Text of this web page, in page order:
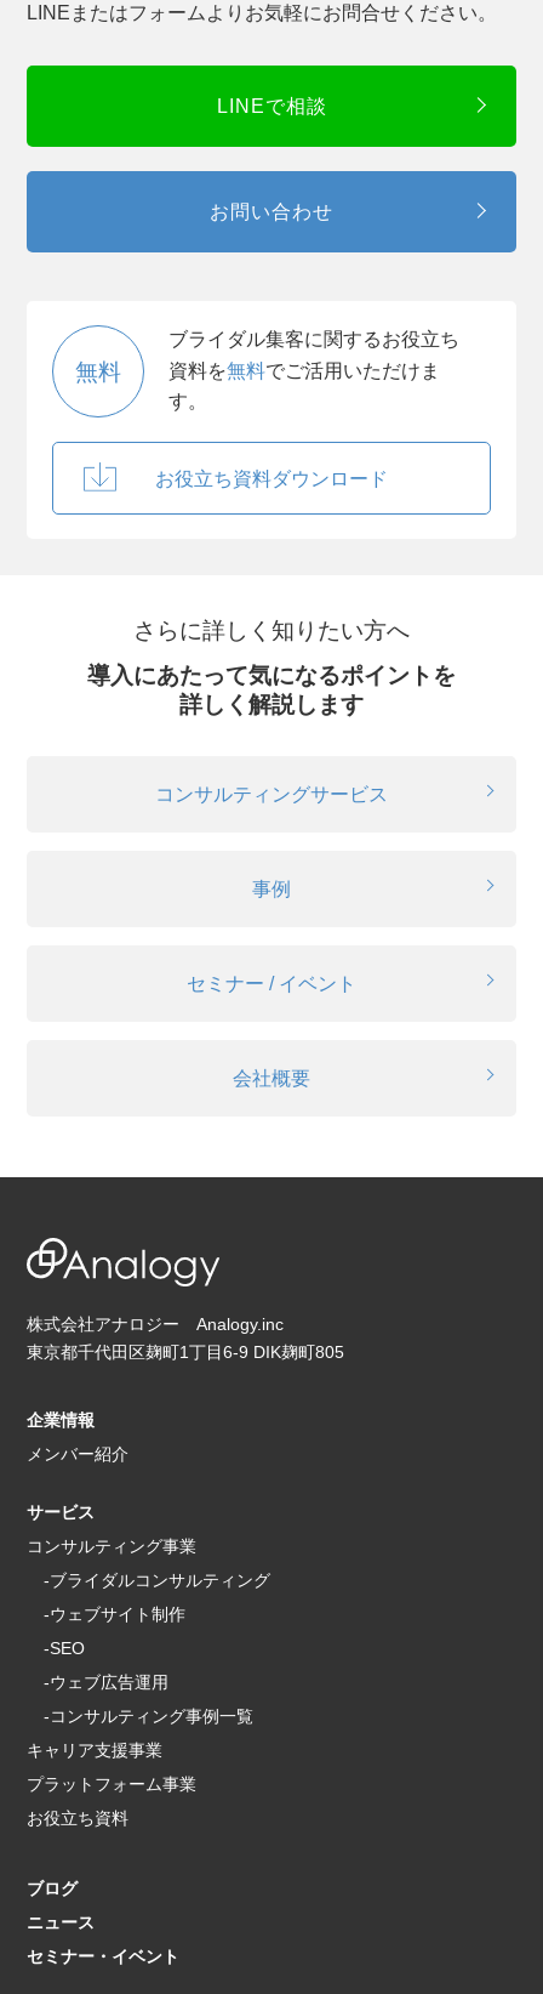
LINEまたはフォームよりお気軽にお問合せください。
LINEで相談
お問い合わせ
無料
ブライダル集客に関するお役立ち
資料を無料でご活用いただけま
す。
お役立ち資料ダウンロード
さらに詳しく知りたい方へ
導入にあたって気になるポイントを
詳しく解説します
コンサルティングサービス
事例
セミナー / イベント
会社概要
株式会社アナロジー Analogy.inc
東京都千代田区麹町1丁目6-9 DIK麹町805
企業情報
メンバー紹介
サービス
コンサルティング事業
-ブライダルコンサルティング
-ウェブサイト制作
-SEO
-ウェブ広告運用
-コンサルティング事例一覧
キャリア支援事業
プラットフォーム事業
お役立ち資料
ブログ
ニュース
セミナー・イベント